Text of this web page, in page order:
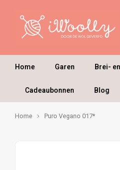
Home Garen Brei-
Cadeaubonnen Blog
Home Puro Vegano 017*